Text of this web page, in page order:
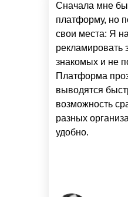
Сначала мне
платформу, но
свои места: Я
рекламировать
знакомых и не
Платформа
выводятся
возможность
разных
удобно.